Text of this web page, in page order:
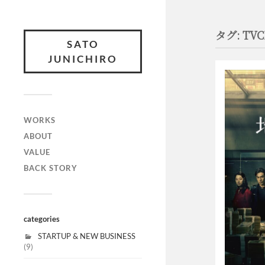
SATO
JUNICHIRO
WORKS
ABOUT
VALUE
BACK STORY
categories
STARTUP & NEW BUSINESS
(9)
タグ: